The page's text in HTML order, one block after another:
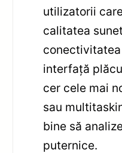
utilizatorii
calitatea
interfață
cer cele mai
sau
bine să
puternice.